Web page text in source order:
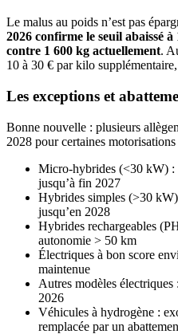
Le malus au poids n’est pas
2026 confirme le seuil abaissé à
contre 1 600 kg actuellement.
10 à 30 € par kilo
Les exceptions et
Bonne nouvelle : plusieurs
2028 pour certaines motorisations
Micro-hybrides (<30 kW) :
jusqu’à fin 2027
Hybrides simples (>30
jusqu’en 2028
Hybrides rechargeables
autonomie > 50 km
Électriques à bon score
maintenue
Autres modèles
2026
Véhicules à hydrogène :
remplacée par un